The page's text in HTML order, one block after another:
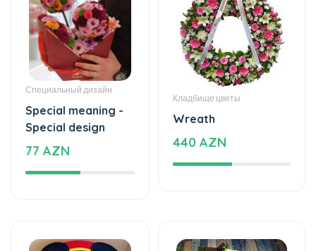
Специальный дизайн
Special meaning -
Special design
77 AZN
Кладбище цветы
Wreath
440 AZN